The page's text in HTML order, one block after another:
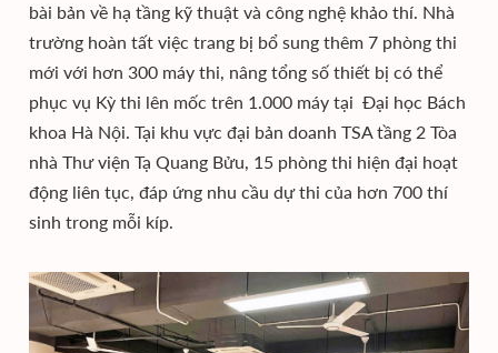
bài bản về hạ tầng kỹ thuật và công nghệ khảo thí. Nhà
trường hoàn tất việc trang bị bổ sung thêm 7 phòng thi
mới với hơn 300 máy thi, nâng tổng số thiết bị có thể
phục vụ Kỳ thi lên mốc trên 1.000 máy tại Đại học Bách
khoa Hà Nội. Tại khu vực đại bản doanh TSA tầng 2 Tòa
nhà Thư viện Tạ Quang Bửu, 15 phòng thi hiện đại hoạt
động liên tục, đáp ứng nhu cầu dự thi của hơn 700 thí
sinh trong mỗi kíp.